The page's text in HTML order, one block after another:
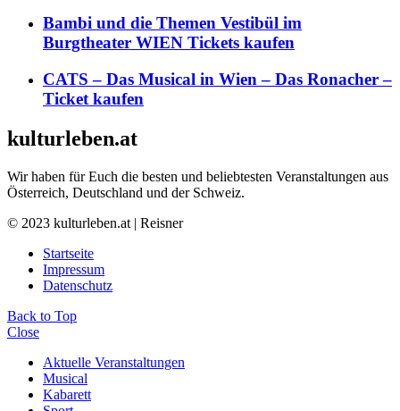
Bambi und die Themen Vestibül im
Burgtheater WIEN Tickets kaufen
CATS – Das Musical in Wien – Das Ronacher –
Ticket kaufen
kulturleben.at
Wir haben für Euch die besten und beliebtesten Veranstaltungen aus
Österreich, Deutschland und der Schweiz.
© 2023 kulturleben.at | Reisner
Startseite
Impressum
Datenschutz
Back to Top
Close
Aktuelle Veranstaltungen
Musical
Kabarett